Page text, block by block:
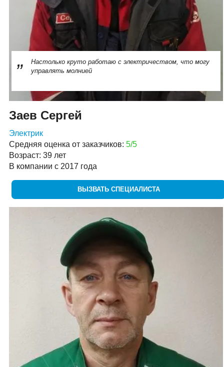
Настолько круто работаю с электричеством, что могу
управлять молнией
Заев Сергей
Электрик
Средняя оценка от заказчиков: 5/5
Возраст: 39 лет
В компании с 2017 года
ВЫЗВАТЬ СПЕЦИАЛИСТА